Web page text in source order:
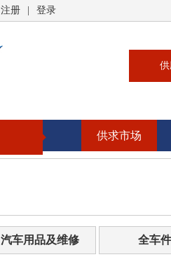
注册 登录
供求市场
汽车用品及维修 全车件